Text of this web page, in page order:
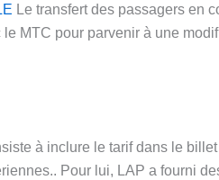
Le transfert des passagers en
MTC pour parvenir à une
à inclure le tarif dans le
Pour lui, LAP a fourni